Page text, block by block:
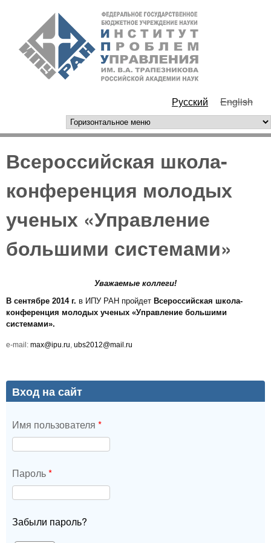
Перейти к основному
содержанию
РАН
Русский English
горизонтальное меню
Всероссийская школа-
конференция молодых
ученых «Управление
большими системами»
Уважаемые коллеги!
В сентябре 2014 г. в ИПУ РАН пройдет Всероссийская школа-
конференция молодых ученых «Управление большими
системами».
e-mail: max@ipu.ru ubs2012@mail.ru
Вход на сайт
Имя пользователя *
Пароль*
Забыли пароль?